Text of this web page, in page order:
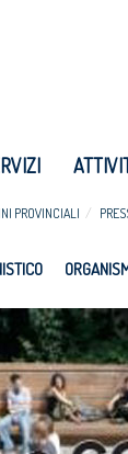
PROVINCIALI